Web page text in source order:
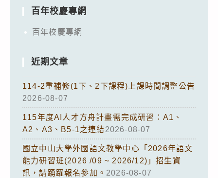
百年校慶專網
百年校慶專網
近期文章
114-2重補修(1下、2下課程)上課時間調整公告
2026-08-07
115年度AI人才方舟計畫需完成研習：A1、
A2、A3、B5-1之連結2026-08-07
國立中山大學外國語文教學中心「2026年語文
能力研習班(2026 /09 ~ 2026/12)」招生資
訊，請踴躍報名參加。 2026-08-07